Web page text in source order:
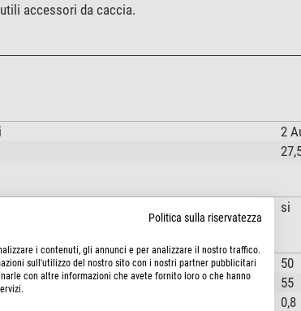
accessori da caccia.
2
si
50
55
0,8
Politica sulla riservatezza
i contenuti, gli annunci e per analizzare il nostro traffico.
sull'utilizzo del nostro sito con i nostri partner pubblicitari
con altre informazioni che avete fornito loro o che hanno